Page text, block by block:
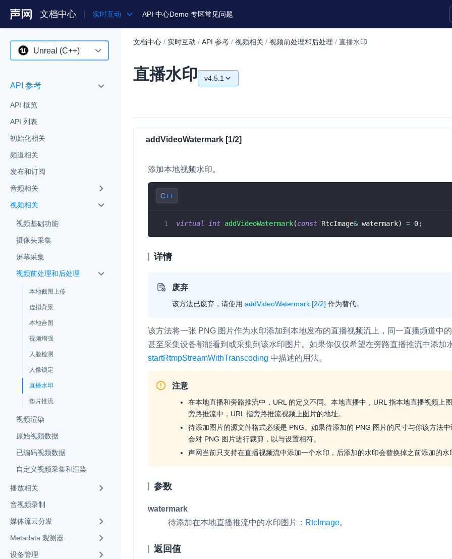
文档中心 实时互动
产品
通用文档
Legacy 文档
实时互动基础能力
对话式 AI 引擎
突破传统文字交互模式，与 AI 进行高拟
真、自然流畅的实时语音对话
实时互动 HOT
集成实时通信技术，实现更强的实时音视
互动效果
实时消息
一整套低延时、高并发、可扩展、高可靠
的实时消息及状态同步解决方案
一整套高可靠、低时延、高并发、安全、
融合 CDN 直播
实时互动扩展能力
质量及可用性信息
一站式实时互动模块的选型、购买、
SDK 拓展插件
拓展 SDK 能力，打造更具个性化的音
验
旁路推流
输入在线媒体流
RTC 服务端 SDK
API 中心Demo 专区常见问题
Unreal (C++)
iOS
macOS
C++ (全平台)
HarmonyOS
C# (Windows)
Unity
Flutter
React Native
Unreal (C++)
React
API 参考
API 概览
API 列表
初始化相关
频道相关
发布和订阅
音频相关
视频相关
视频基础功能
摄像头采集
屏幕采集
视频前处理和后处理
本地截图上传
虚拟背景
本地合图
视频增强
人脸检测
人像锁定
直播水印
垫片推流
视频渲染
原始视频数据
已编码视频数据
自定义视频采集和渲染
播放相关
音视频录制
媒体流云分发
Metadata 观测器
设备管理
文档中心 / 实时互动 / API 参考 / 视频相关 / 视频前处理和后处理 / 直播水印
直播水印 v4.5.1
v4.4.0
addVideoWatermark [1/2]
添加本地视频水印。
C++
virtual int addVideoWatermark(const RtcImage& watermark) = 0;
详情
废弃
该方法已废弃，请使用 addVideoWatermark [2/2] 作为替代。
该方法将一张 PNG 图片作为水印添加到本地发布的直播视频流上，同一直播频道中
甚至采集设备都能看到或采集到该水印图片。如果你仅仅希望在旁路直播推流中添加
startRtmpStreamWithTranscoding 中描述的用法。
注意
在本地直播和旁路推流中，URL 的定义不同。本地直播中，URL 指本地直播视频上
旁路推流中，URL 指旁路推流视频上图片的地址。
待添加图片的源文件格式必须是 PNG。如果待添加的 PNG 图片的尺寸与你该方法
会对 PNG 图片进行裁剪，以与设置相符。
声网当前只支持在直播视频流中添加一个水印，后添加的水印会替换掉之前添加的水
参数
watermark
待添加在本地直播推流中的水印图片： RtcImage。
返回值